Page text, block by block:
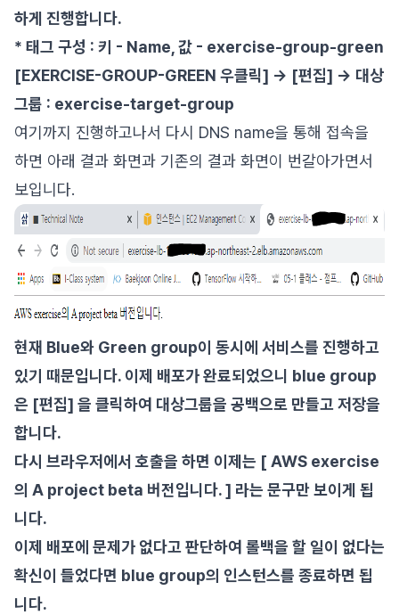
하게 진행합니다.
* 태그 구성 : 키 - Name, 값 - exercise-group-green
[EXERCISE-GROUP-GREEN 우클릭] -> [편집] -> 대상
그룹 : exercise-target-group
여기까지 진행하고나서 다시 DNS name을 통해 접속을
하면 아래 결과 화면과 기존의 결과 화면이 번갈아가면서
보입니다.
현재 Blue와 Green group이 동시에 서비스를 진행하고
있기 때문입니다. 이제 배포가 완료되었으니 blue group
은 [편집] 을 클릭하여 대상그룹을 공백으로 만들고 저장을
합니다.
다시 브라우저에서 호출을 하면 이제는 [ AWS exercise
의 A project beta 버전입니다. ] 라는 문구만 보이게 됩
니다.
이제 배포에 문제가 없다고 판단하여 롤백을 할 일이 없다는
확신이 들었다면 blue group의 인스턴스를 종료하면 됩
니다.